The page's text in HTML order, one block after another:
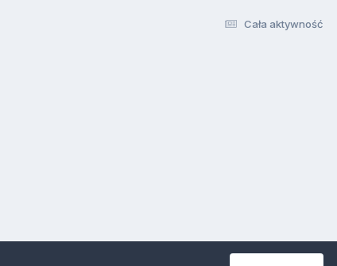
Cała aktywność